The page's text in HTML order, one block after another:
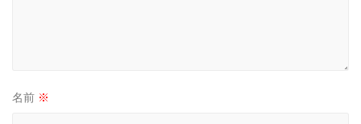
名前 ※